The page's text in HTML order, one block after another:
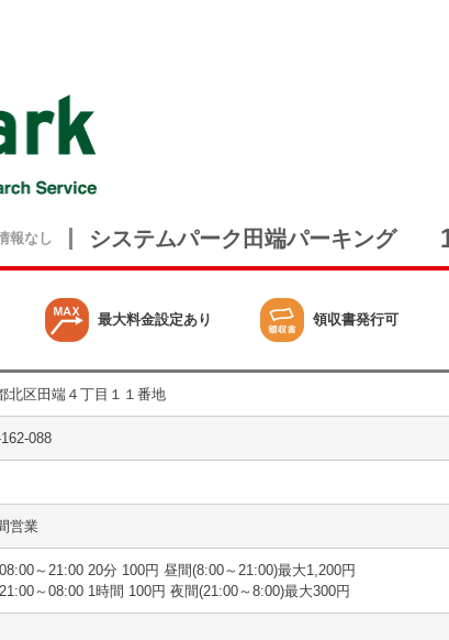
報なし システムパーク田端パーキング
最大料金設定あり 領収書発行可
北区田端４丁目１１番地
088
営業
～21:00 20分 100円 昼間(8:00～21:00)最大1,200円
～08:00 1時間 100円 夜間(21:00～8:00)最大300円